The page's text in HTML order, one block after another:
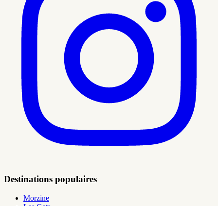
Destinations populaires
Morzine